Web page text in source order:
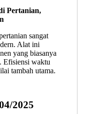
Pertanian,
sangat
Alat ini
yang biasanya
Efisiensi waktu
tambah utama.
2025